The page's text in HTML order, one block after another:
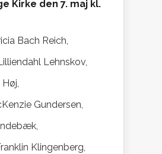
Kirke den 7. maj kl.
Bach Reich,
Lehnskov,
Høj,
Gundersen,
Klingenberg,